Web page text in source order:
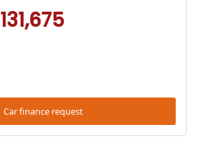
131,675
Car finance request